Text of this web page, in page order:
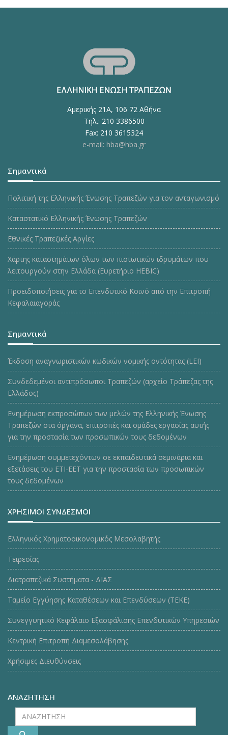
Αμερικής 21Α, 106 72 Αθήνα
Τηλ.: 210 3386500
Fax: 210 3615324
e-mail: hba@hba.gr
Σημαντικά
Πολιτική της Ελληνικής Ένωσης Τραπεζών για τον ανταγωνισμό
Καταστατικό Ελληνικής Ένωσης Τραπεζών
Εθνικές Τραπεζικές Αργίες
Χάρτης καταστημάτων όλων των πιστωτικών ιδρυμάτων που
λειτουργούν στην Ελλάδα (Ευρετήριο HEBIC)
Προειδοποιήσεις για το Επενδυτικό Κοινό από την Επιτροπή
Κεφαλαιαγοράς
Σημαντικά
Έκδοση αναγνωριστικών κωδικών νομικής οντότητας (LEI)
Συνδεδεμένοι αντιπρόσωποι Τραπεζών (αρχείο Τράπεζας της
Ελλάδος)
Ενημέρωση εκπροσώπων των μελών της Ελληνικής Ένωσης
Τραπεζών στα όργανα, επιτροπές και ομάδες εργασίας αυτής
για την προστασία των προσωπικών τους δεδομένων
Ενημέρωση συμμετεχόντων σε εκπαιδευτικά σεμινάρια και
εξετάσεις του ΕΤΙ-ΕΕΤ για την προστασία των προσωπικών
τους δεδομένων
ΧΡΗΣΙΜΟΙ ΣΥΝΔΕΣΜΟΙ
Ελληνικός Χρηματοοικονομικός Μεσολαβητής
Τειρεσίας
Διατραπεζικά Συστήματα - ΔΙΑΣ
Ταμείο Εγγύησης Καταθέσεων και Επενδύσεων (ΤΕΚE)
Συνεγγυητικό Κεφάλαιο Εξασφάλισης Επενδυτικών Υπηρεσιών
Κεντρική Επιτροπή Διαμεσολάβησης
Χρήσιμες Διευθύνσεις
ΑΝΑΖΗΤΗΣΗ
ΑΝΑΖΗΤΗΣΗ